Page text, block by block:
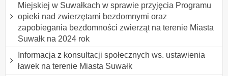
Miejskiej w Suwałkach w sprawie przyjęcia Programu
opieki nad zwierzętami bezdomnymi oraz
zapobiegania bezdomności zwierząt na terenie Miasta
Suwałk na 2024 rok
Informacja z konsultacji społecznych ws. ustawienia
ławek na terenie Miasta Suwałk